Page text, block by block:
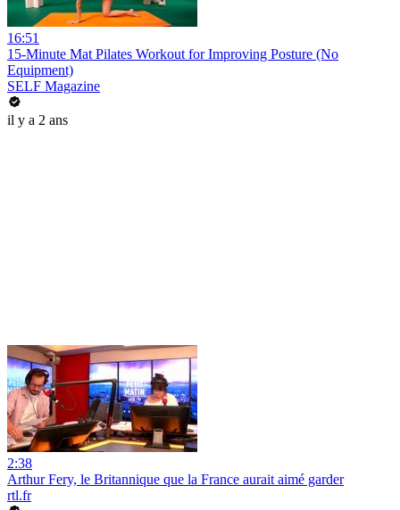
16:51
15-Minute Mat Pilates Workout for Improving Posture (No
Equipment)
SELF Magazine
il y a 2 ans
2:38
Arthur Fery, le Britannique que la France aurait aimé garder
rtl.fr